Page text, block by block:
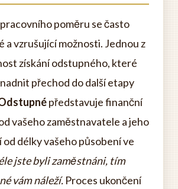
poměru se často
a vzrušující možnosti. Jednou z
získání odstupného, které
přechod do další etapy
představuje finanční
vašeho zaměstnavatele a jeho
od délky vašeho působení ve
jste byli zaměstnáni, tím
vám náleží. Proces ukončení